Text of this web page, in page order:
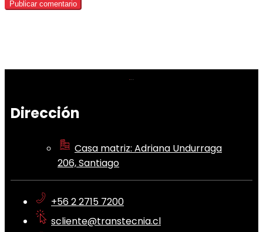
Dirección
Casa matriz: Adriana Undurraga
206, Santiago
+56 2 2715 7200
scliente@transtecnia.cl